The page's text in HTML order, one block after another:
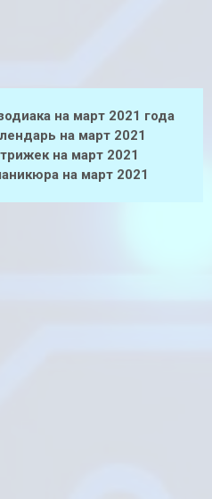
на март 2021 года
на март 2021
на март 2021
на март 2021